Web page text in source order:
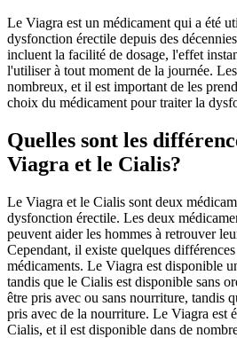
Le Viagra est un médicament qui a été
dysfonction érectile depuis des
incluent la facilité de dosage, l'effet
l'utiliser à tout moment de la journée.
nombreux, et il est important de les
choix du médicament pour traiter la
Quelles sont les
Viagra et le Cialis?
Le Viagra et le Cialis sont deux
dysfonction érectile. Les deux
peuvent aider les hommes à retrouver
Cependant, il existe quelques
médicaments. Le Viagra est disponible
tandis que le Cialis est disponible sans
être pris avec ou sans nourriture, tandis
pris avec de la nourriture. Le Viagra est
Cialis, et il est disponible dans de